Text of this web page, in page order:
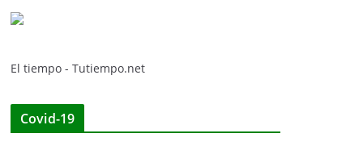
El tiempo - Tutiempo.net
Covid-19